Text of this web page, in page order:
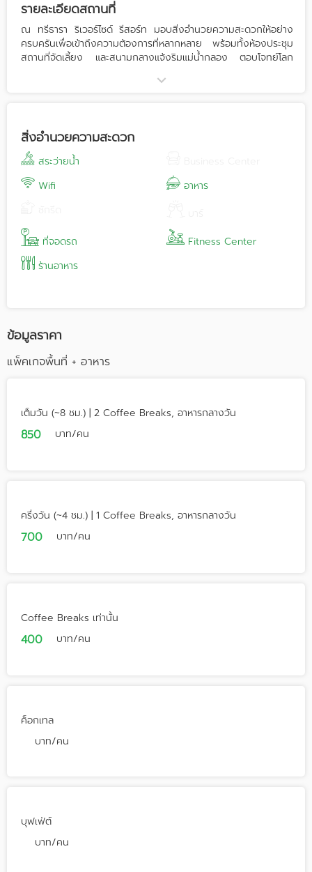
รายละเอียดสถานที่
ณ ทรีธารา ริเวอร์ไซด์ รีสอร์ท มอบสิ่งอำนวยความสะดวกให้อย่าง
ครบครันเพื่อเข้าถึงความต้องการที่หลากหลาย พร้อมทั้งห้องประชุม
สถานที่จัดเลี้ยง และสนามกลางแจ้งริมแม่น้ำกลอง ตอบโจทย์โลก
สังสรรค์ งานแต่ง และอื่นๆอีกมากมาย ด้วยการบริการครบครันแบบ
สิ่งอำนวยความสะดวก
สระว่ายน้ำ
Wifi
อาหาร
ที่จอดรถ
Fitness Center
ร้านอาหาร
ข้อมูลราคา
แพ็คเกจพื้นที่ + อาหาร
เต็มวัน (~8 ชม.) | 2 Coffee Breaks, อาหารกลางวัน
850 บาท/คน
ครึ่งวัน (~4 ชม.) | 1 Coffee Breaks, อาหารกลางวัน
700 บาท/คน
Coffee Breaks เท่านั้น
400 บาท/คน
ค็อกเทล
บาท/คน
บุฟเฟ่ต์
บาท/คน